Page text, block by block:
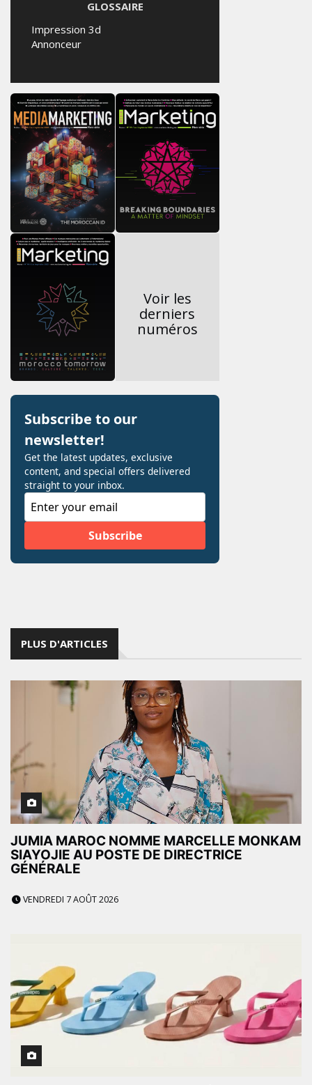
GLOSSAIRE
Impression 3d
Annonceur
Voir les
derniers
numéros
PLUS D'ARTICLES
JUMIA MAROC NOMME MARCELLE MONKAM
SIAYOJIE AU POSTE DE DIRECTRICE
GÉNÉRALE
VENDREDI 7 AOÛT 2026